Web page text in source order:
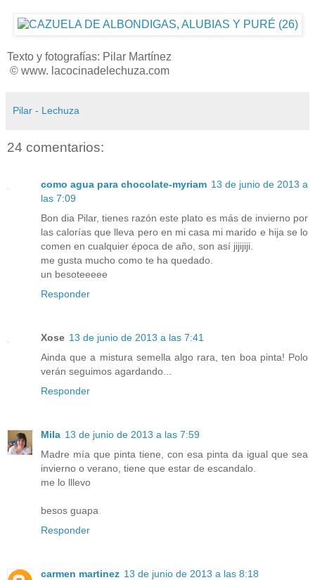
Texto y fotografías: Pilar Martínez
© www. lacocinadelechuza.com
Pilar - Lechuza
24 comentarios:
como agua para chocolate-myriam 13 de junio de 2013 a
las 7:09
Bon dia Pilar, tienes razón este plato es más de invierno por
las calorías que lleva pero en mi casa mi marido e hija se lo
comen en cualquier época de año, son así jijijiji.
me gusta mucho como te ha quedado.
un besoteeeee
Responder
Xose 13 de junio de 2013 a las 7:41
Ainda que a mistura semella algo rara, ten boa pinta! Polo
verán seguimos agardando...
Responder
Mila 13 de junio de 2013 a las 7:59
Madre mía que pinta tiene, con esa pinta da igual que sea
invierno o verano, tiene que estar de escandalo.
me lo lllevo
besos guapa
Responder
carmen martinez 13 de junio de 2013 a las 8:18